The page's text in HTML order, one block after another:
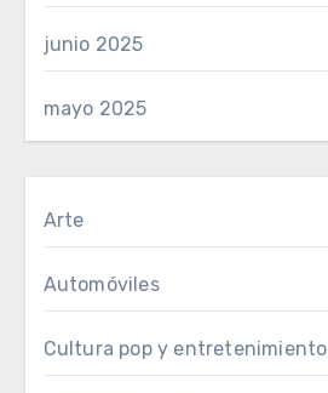
junio 2025
mayo 2025
Arte
Automóviles
Cultura pop y entretenimiento